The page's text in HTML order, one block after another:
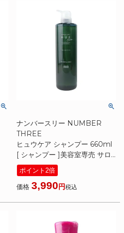
ナンバースリー NUMBER
THREE
ヒュウケア シャンプー 660ml
[ シャンプー ]美容室専売 サロ
ン専売 ヒュウ ケア ポンプ タイ
プ NO3
ポイント2倍
価格 3,990 税込